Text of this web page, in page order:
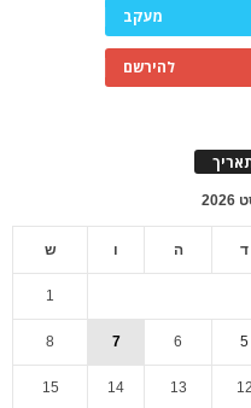
מעקב
להירשם
ד ה ו ש
1
5
6
7
8
12
13
14
15